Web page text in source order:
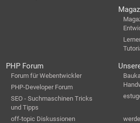
PHP Forum
Forum für Webentwickler
PHP-Developer Forum
SEO - Suchmaschinen Tricks
und Tipps
off-topic Diskussionen